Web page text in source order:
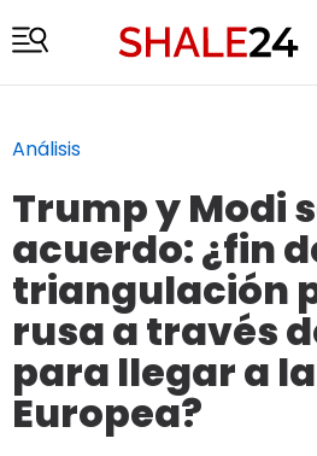
Análisis
Trump y Modi
acuerdo: ¿fin
triangulación
rusa a través
para llegar a
Europea?